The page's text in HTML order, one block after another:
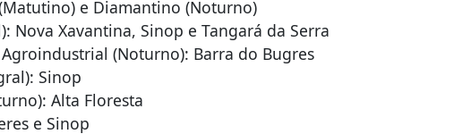
e Diamantino (Noturno)
Nova Xavantina, Sinop e Tangará da Serra
(Noturno): Barra do Bugres
Sinop
Alta Floresta
e Sinop